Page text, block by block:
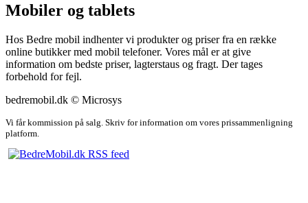
Mobiler og tablets
Hos Bedre mobil indhenter vi produkter og priser fra en række
online butikker med mobil telefoner. Vores mål er at give
information om bedste priser, lagterstaus og fragt. Der tages
forbehold for fejl.
bedremobil.dk © Microsys
Vi får kommission på salg. Skriv for information om vores prissammenligning
platform.